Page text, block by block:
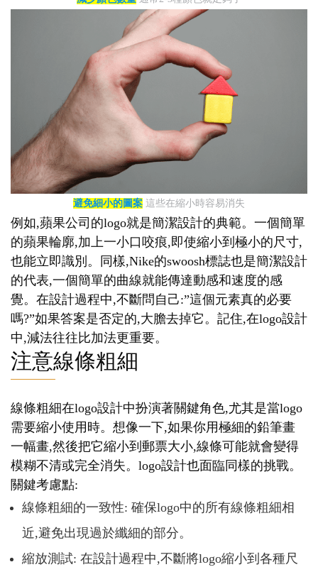
避免細小的圖案 這些在縮小時容易消失
例如,蘋果公司的logo就是簡潔設計的典範。一個簡單
的蘋果輪廓,加上一小口咬痕,即使縮小到極小的尺寸,
也能立即識別。同樣,Nike的swoosh標誌也是簡潔設計
的代表,一個簡單的曲線就能傳達動感和速度的感
覺。在設計過程中,不斷問自己:”這個元素真的必要
嗎?”如果答案是否定的,大膽去掉它。記住,在logo設計
中,減法往往比加法更重要。
注意線條粗細
線條粗細在logo設計中扮演著關鍵角色,尤其是當logo
需要縮小使用時。想像一下,如果你用極細的鉛筆畫
一幅畫,然後把它縮小到郵票大小,線條可能就會變得
模糊不清或完全消失。logo設計也面臨同樣的挑戰。
關鍵考慮點:
線條粗細的一致性: 確保logo中的所有線條粗細相
近,避免出現過於纖細的部分。
縮放測試: 在設計過程中,不斷將logo縮小到各種尺